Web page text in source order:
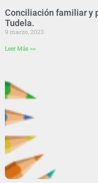
Conciliación familiar y
Tudela.
9 marzo, 2023
Leer Más >>